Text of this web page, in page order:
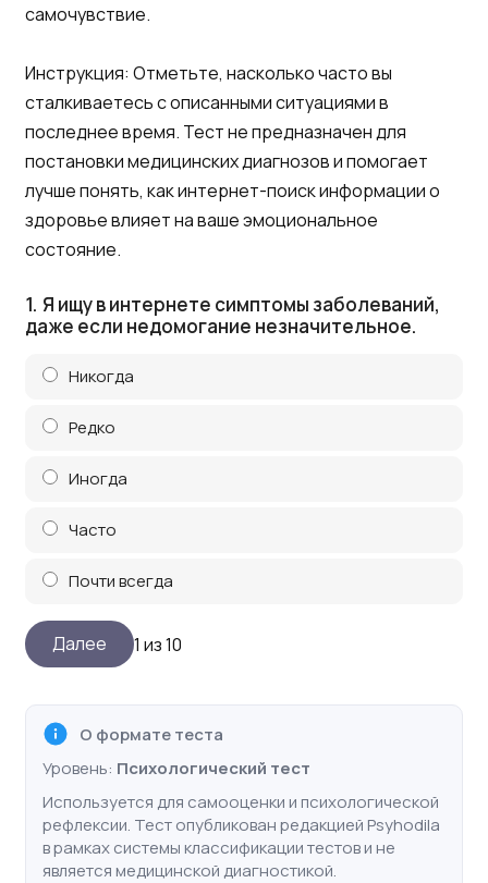
самочувствие.
Инструкция: Отметьте, насколько часто вы
сталкиваетесь с описанными ситуациями в
последнее время. Тест не предназначен для
постановки медицинских диагнозов и помогает
лучше понять, как интернет-поиск информации о
здоровье влияет на ваше эмоциональное
состояние.
1. Я ищу в интернете симптомы заболеваний,
даже если недомогание незначительное.
Никогда
Редко
Иногда
Часто
Почти всегда
1 из 10
О формате теста
Уровень: Психологический тест
Используется для самооценки и психологической
рефлексии. Тест опубликован редакцией Psyhodila
в рамках системы классификации тестов и не
является медицинской диагностикой.